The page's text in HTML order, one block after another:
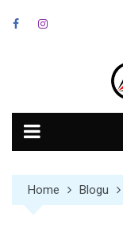
Home Blogu